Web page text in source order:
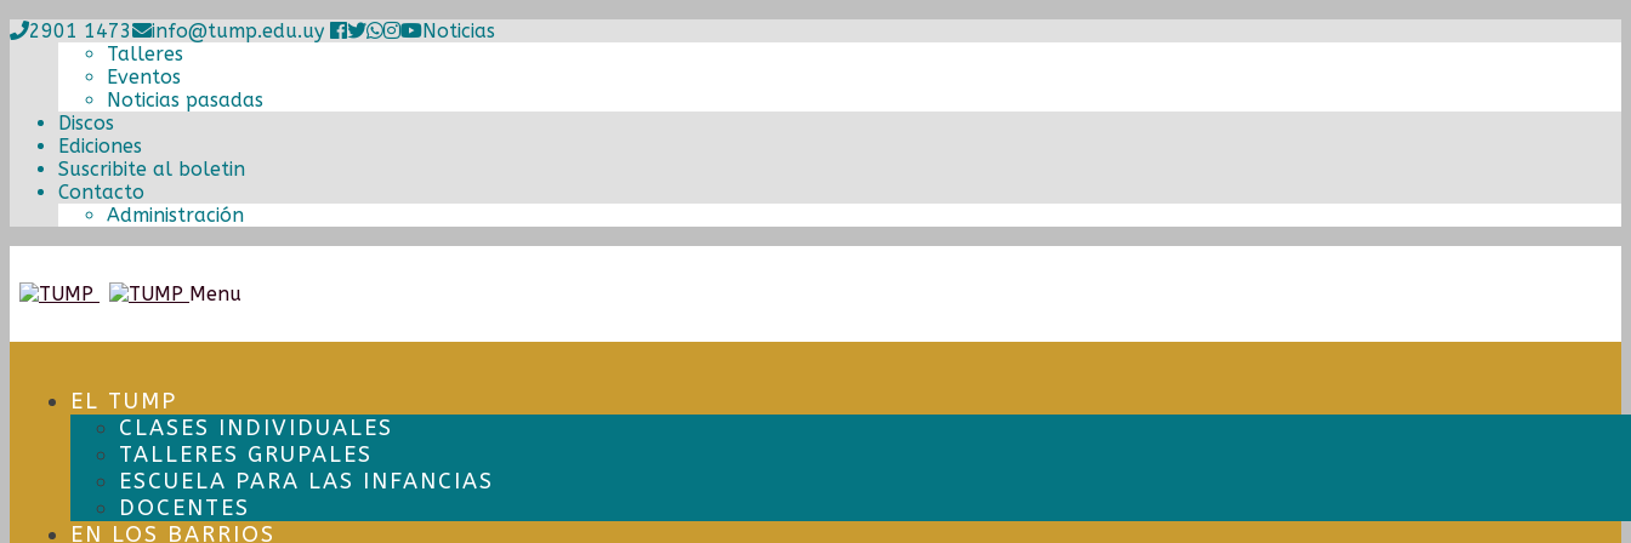
2901 1473 info@tump.edu.uy
Noticias
Talleres
Eventos
Noticias pasadas
Discos
Ediciones
Suscribite al boletin
Contacto
Administración
Ir
la
Ir
contenido
Menu
EL TUMP
CLASES INDIVIDUALES
TALLERES GRUPALES
ESCUELA PARA LAS INFANCIAS
DOCENTES
EN LOS BARRIOS